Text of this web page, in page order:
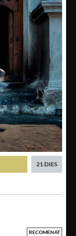
21 DIES
RECOMENAT